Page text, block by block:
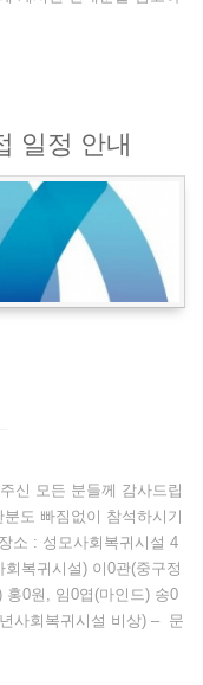
일정 안내
신 모든 분들께 감사드립
도 빠짐없이 참석하시기
소 : 성모사회복귀시설 4
복귀시설) 이0관(중구정
홍0원, 임0엽(마인드) 송0
사회복귀시설 비상) – 문